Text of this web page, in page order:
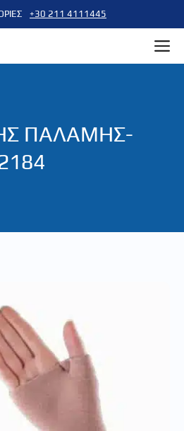
+30 211 4111445
ΠΑΛΑΜΗΣ-